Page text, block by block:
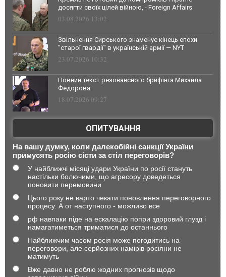
досягти своїх цілей війною, - Foreign Affairs
03.08.2026 13:02
Звільнення Сирського знаменує кінець епохи
"старої гвардії" в українській армії — NYT
23.07.2026 10:32
Повний текст резонансного брифінга Михайла
Федорова
18.07.2026 09:27
ОПИТУВАННЯ
На вашу думку, коли далекобійні санкції України
примусять росію сісти за стіл переговорів?
У найближчі місяці удари України по росії стануть
настільки болючими, що агресору доведеться
поновити перемовини
Цього року не варто чекати поновлення переговорного
процесу. А от наступного - можливо все
рф навпаки піде на ескалацію попри здоровий глузд і
намагатиметься триматися до останнього
Найближчим часом росія може погодитись на
переговори, але серйозних намірів росіяни не
матимуть
Вже давно не роблю жодних прогнозів щодо